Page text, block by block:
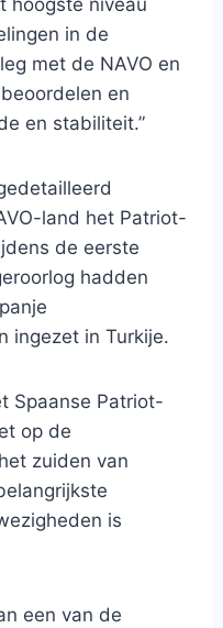
hoogste niveau
in de
met de NAVO en
en
en stabiliteit.”
land het Patriot-
de eerste
hadden
ingezet in Turkije.
Spaanse Patriot-
op de
zuiden van
is
een van de